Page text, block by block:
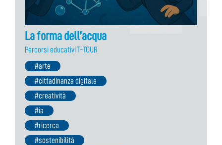
La forma dell’acqua
Percorsi educativi T-TOUR
#arte
#cittadinanza digitale
#creatività
#ia
#ricerca
#sostenibilità